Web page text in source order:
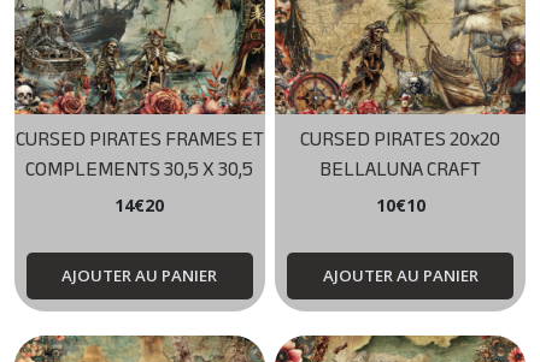
CURSED PIRATES FRAMES ET
COMPLEMENTS 30,5 X 30,5
BELLALUNA CRAFTS
14€20
AJOUTER AU PANIER
CURSED PIRATES 20x20
BELLALUNA CRAFT
10€10
AJOUTER AU PANIER